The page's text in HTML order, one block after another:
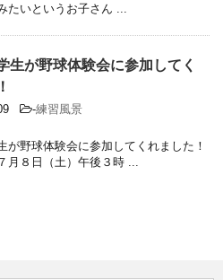
たいというお子さん ...
生が野球体験会に参加してく
-練習風景
が野球体験会に参加してくれました！
月８日（土）午後３時 ...